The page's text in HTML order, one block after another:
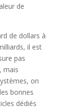
de
de dollars à
il est
pas
mais
on
bonnes
dédiés